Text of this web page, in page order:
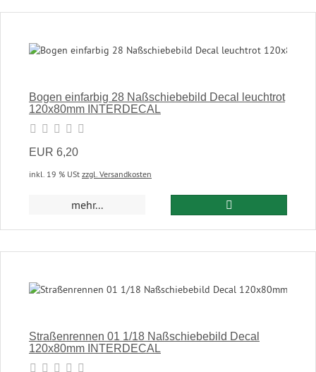
Bogen einfarbig 28 Naßschiebebild Decal leuchtrot
120x80mm INTERDECAL
EUR 6,20
inkl. 19 % USt zzgl. Versandkosten
mehr...
Straßenrennen 01 1/18 Naßschiebebild Decal
120x80mm INTERDECAL